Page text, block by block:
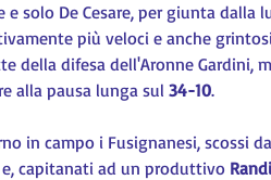
e solo De Cesare, per giunta
più veloci e anche
della difesa dell'Aronne Gardini,
alla pausa lunga sul 34-10.
in campo i Fusignanesi, scossi
capitanati ad un produttivo Randi